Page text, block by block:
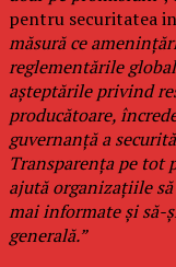
pentru securitatea
măsură ce
reglementările
așteptările privind
producătoare,
guvernanță a
Transparența pe tot
ajută organizațiile
mai informate și să-
generală.”